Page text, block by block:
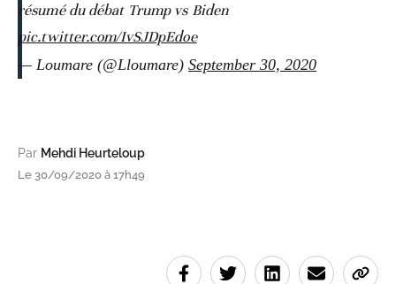
résumé du débat Trump vs Biden
pic.twitter.com/IvSJDpEdoe
— Loumare (@Lloumare) September 30, 2020
Par Mehdi Heurteloup
Le 30/09/2020 à 17h49